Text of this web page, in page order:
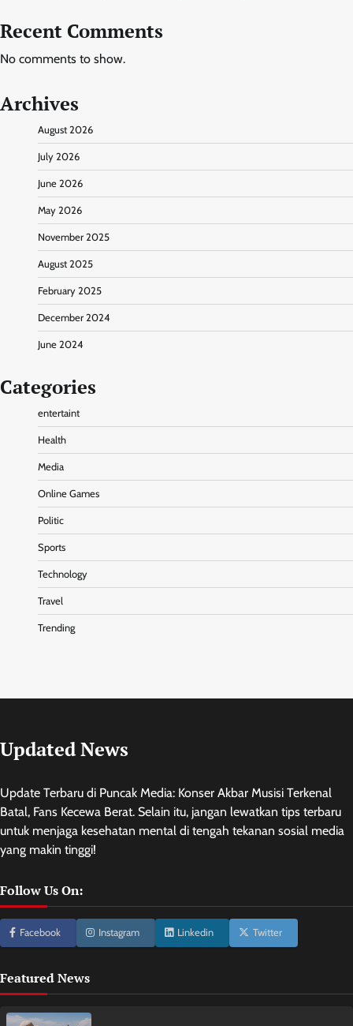
Recent Comments
No comments to show.
Archives
August 2026
July 2026
June 2026
May 2026
November 2025
August 2025
February 2025
December 2024
June 2024
Categories
entertaint
Health
Media
Online Games
Politic
Sports
Technology
Travel
Trending
Updated News
Update Terbaru di Puncak Media: Konser Akbar Musisi Terkenal
Batal, Fans Kecewa Berat. Selain itu, jangan lewatkan tips terbaru
untuk menjaga kesehatan mental di tengah tekanan sosial media
yang makin tinggi!
Follow Us On:
Facebook Instagram Linkedin Twitter
Featured News